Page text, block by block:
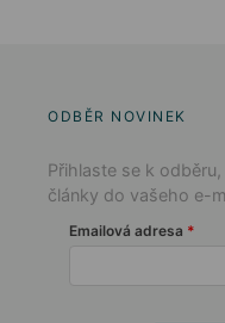
ODBĚR NOVINEK
Přihlaste se k
články do vašeho e-
Emailová adresa